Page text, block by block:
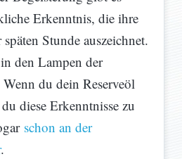
Erkenntnis, die ihre
Stunde auszeichnet.
den Lampen der
du dein Reserveöl
diese Erkenntnisse zu
schon an der
.